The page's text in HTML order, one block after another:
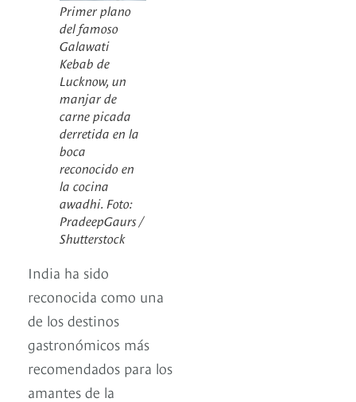
Primer plano
del famoso
Galawati
Kebab de
Lucknow, un
manjar de
carne picada
derretida en la
boca
reconocido en
la cocina
awadhi. Foto:
PradeepGaurs /
Shutterstock
India ha sido
reconocida como una
de los destinos
gastronómicos más
recomendados para los
amantes de la